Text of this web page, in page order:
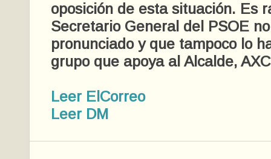
oposición de esta situación. Es
Secretario General del PSOE
pronunciado y que tampoco lo
grupo que apoya al Alcalde,
Leer ElCorreo
Leer DM